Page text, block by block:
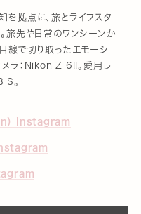
拠点に、旅とライフスタ
旅先や日常のワンシーンか
線で切り取ったエモーシ
メラ：Nikon Z 6II。愛用レ
。
） Instagram
Instagram